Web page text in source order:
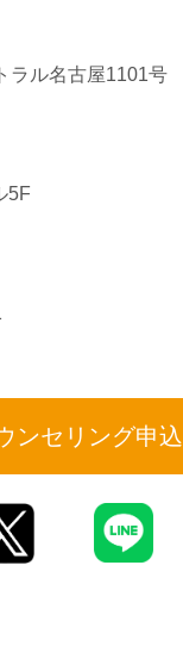
ラル名古屋1101号
5F
ンセリング申込